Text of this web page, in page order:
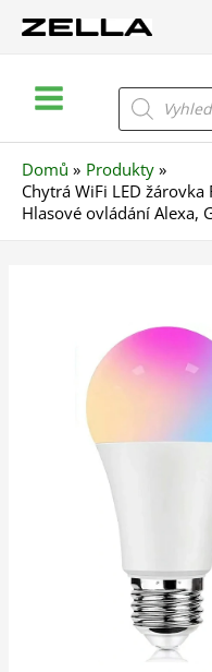
Menu
Products
search
Domů
Produkty
Chytrá WiFi LED
Hlasové ovládání Alexa,